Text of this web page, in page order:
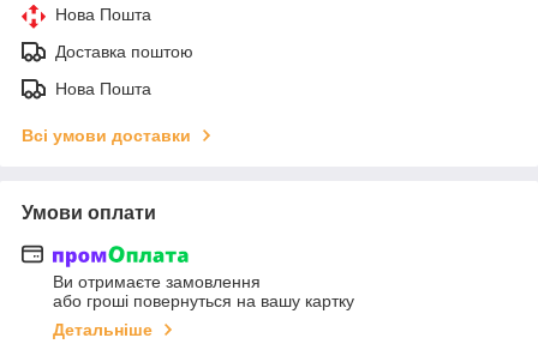
Нова Пошта
Доставка поштою
Нова Пошта
Всі умови доставки
Умови оплати
Ви отримаєте замовлення
або гроші повернуться на вашу картку
Детальніше